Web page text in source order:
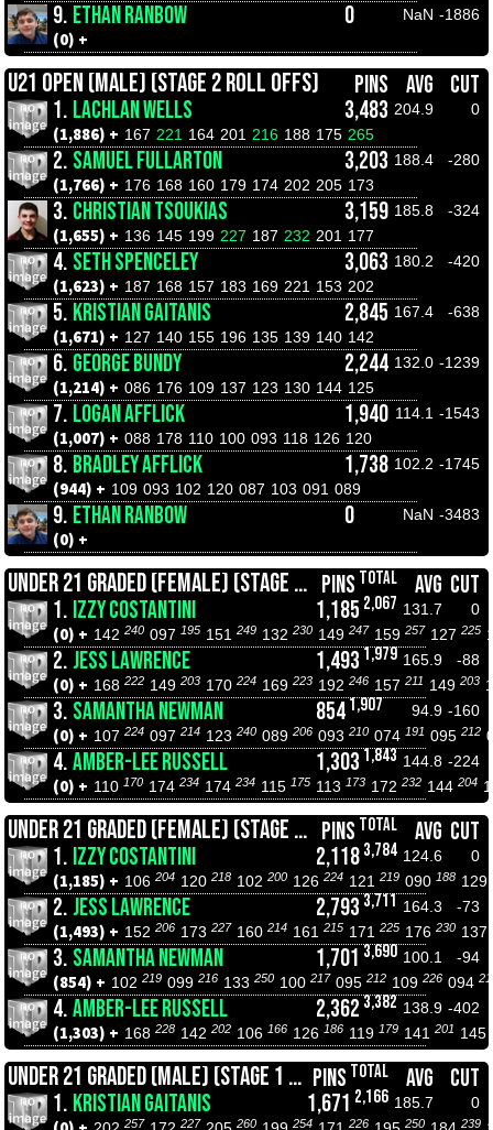
9. ETHAN RANBOW 0 NaN -1886
(0) +
U21 OPEN (MALE) (STAGE 2 ROLL OFFS) PINS AVG
CUT
1. LACHLAN WELLS 3,483 204.9 0
(1,886) + 167 221 164 201 216 188 175 265
2. SAMUEL FULLARTON 3,203 188.4 -280
(1,766) + 176 168 160 179 174 202 205 173
3. CHRISTIAN TSOUKIAS 3,159 185.8 -324
(1,655) + 136 145 199 227 187 232 201 177
4. SETH SPENCELEY 3,063 180.2 -420
(1,623) + 187 168 157 183 169 221 153 202
5. KRISTIAN GAITANIS 2,845 167.4 -638
(1,671) + 127 140 155 196 135 139 140 142
6. GEORGE BUNDY 2,244 132.0 -1239
(1,214) + 086 176 109 137 123 130 144 125
7. LOGAN AFFLICK 1,940 114.1 -1543
(1,007) + 088 178 110 100 093 118 126 120
8. BRADLEY AFFLICK 1,738 102.2 -1745
(944) + 109 093 102 120 087 103 091 089
9. ETHAN RANBOW 0 NaN -3483
(0) +
UNDER 21 GRADED (FEMALE) (STAGE 1 CHAMPIONSHIPS) PINS TOTAL AVG CUT
1. IZZY COSTANTINI 1,185 2,067 131.7 0
(0) + 142 240 097 195 151 249 132 230 149 247 159 257 127 225
2. JESS LAWRENCE 1,493 1,979 165.9 -88
(0) + 168 222 149 203 170 224 169 223 192 246 157 211 149 203
3. SAMANTHA NEWMAN 854 1,907 94.9 -160
(0) + 107 224 097 214 123 240 089 206 093 210 074 191 095 212
4.AMBER-LEE RUSSELL 1,303 1,843 144.8 -224
(0) + 110 170 174 234 174 234 115 175 113 173 172 232 144 204
UNDER 21 GRADED (FEMALE) (STAGE 2 ROLL OFFS) PINS TOTAL AVG CUT
1. IZZY COSTANTINI 2,118 3,784 124.6 0
(1,185) + 106 204 120 218 102 200 126 224 121 219 090 188 129
2. JESS LAWRENCE 2,793 3,711 164.3 -73
(1,493) + 152 206 173 227 160 214 161 215 171 225 176 230 137
3. SAMANTHA NEWMAN 1,701 3,690 100.1 -94
(854) + 102 219 099 216 133 250 100 217 095 212 109 226 094
4.AMBER-LEE RUSSELL 2,362 3,382 138.9 -402
(1,303) + 168 228 142 202 106 166 126 186 119 179 141 201 145
UNDER 21 GRADED (MALE) (STAGE 1 CHAMPIONSHIPS) PINS TOTAL AVG
CUT
1. KRISTIAN GAITANIS 1,671 2,166 185.7 0
257 227 260 254 226 250 239